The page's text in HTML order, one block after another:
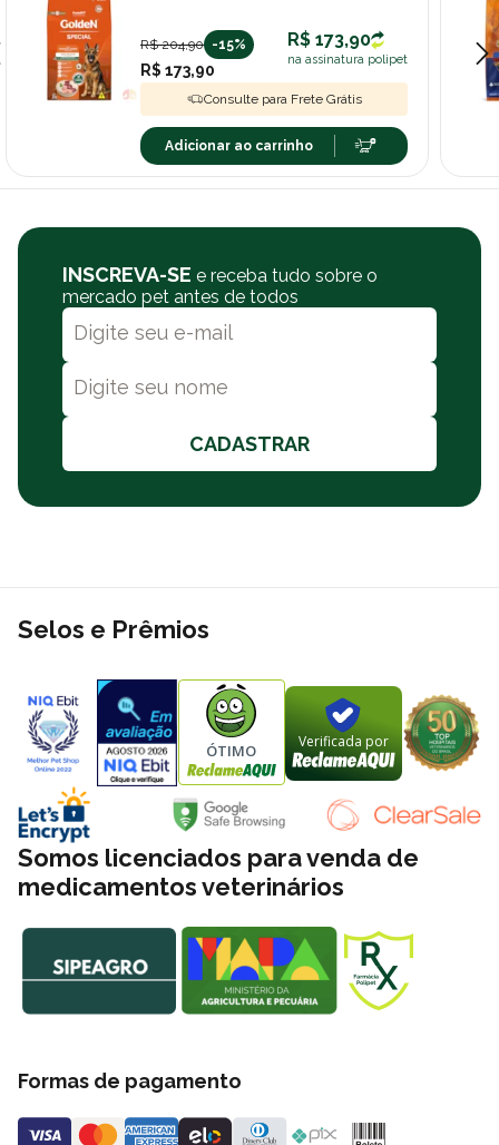
R$ 204,90 -15%
R$ 173,90
R$ 173,90
na assinatura polipet
Consulte para Frete Grátis
Adicionar ao carrinho
INSCREVA-SE e receba tudo sobre o
mercado pet antes de todos
CADASTRAR
Selos e Prêmios
ÓTIMO Verificada por
Somos licenciados para venda de
medicamentos veterinários
Formas de pagamento